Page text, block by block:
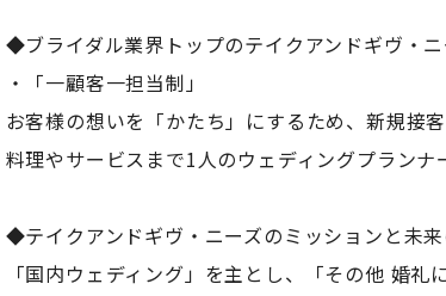
◆ブライダル業界トップのテイクアンドギヴ・
・「一顧客一担当制」
お客様の想いを「かたち」にするため、新規接
料理やサービスまで1人のウェディングプランナ
◆テイクアンドギヴ・ニーズのミッションと未
「国内ウェディング」を主とし、「その他 婚